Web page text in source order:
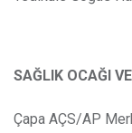
SAĞLIK OCAĞI
Çapa AÇS/AP